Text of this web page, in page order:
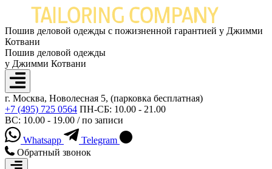
Пошив деловой одежды с пожизненной гарантией у Джимми
Котвани
Пошив деловой одежды
у Джимми Котвани
г. Москва, Новолесная 5, (парковка бесплатная)
+7 (495) 725 0564 ПН-СБ: 10.00 - 21.00
ВС: 10.00 - 19.00 / по записи
Whatsapp
Telegram
Обратный звонок